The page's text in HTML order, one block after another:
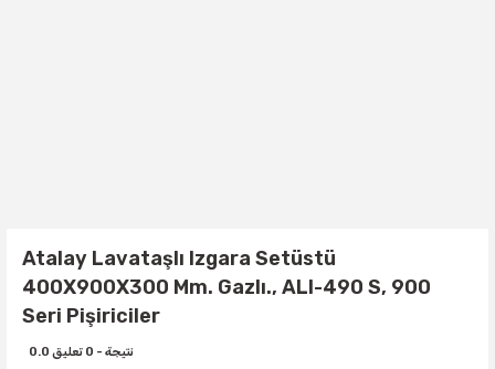
Atalay Lavataşlı Izgara Setüstü
400X900X300 Mm. Gazlı., ALI-490 S, 900
Seri Pişiriciler
0.0 نتيجة - 0 تعليق